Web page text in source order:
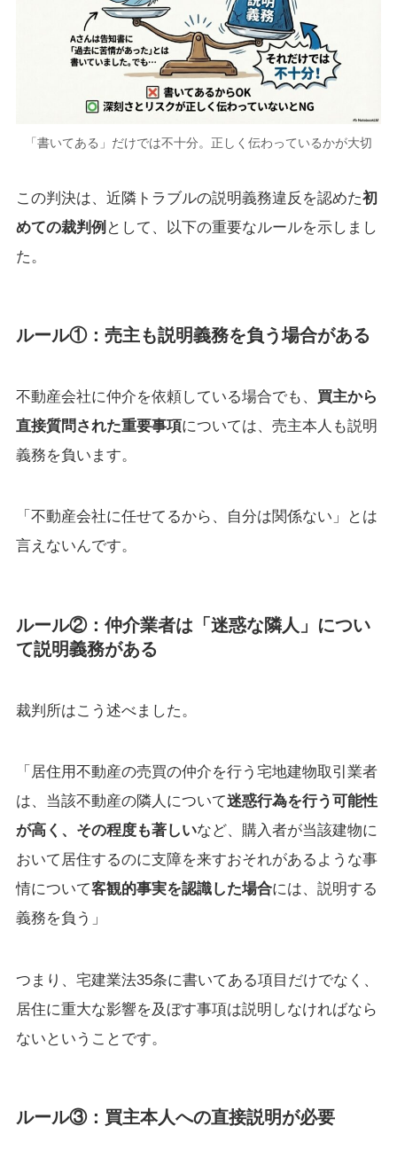
「書いてある」だけでは不十分。正しく伝わっているかが大切
この判決は、近隣トラブルの説明義務違反を認めた初
めての裁判例 として、以下の重要なルールを示しまし
た。
ルール①：売主も説明義務を負う場合がある
不動産会社に仲介を依頼している場合でも、 買主から
直接質問された重要事項については、売主本人も説明
義務を負います。
「不動産会社に任せてるから、自分は関係ない」とは
言えないんです。
ルール②：仲介業者は「迷惑な隣人」につい
て説明義務がある
裁判所はこう述べました。
「居住用不動産の売買の仲介を行う宅地建物取引業者
は、当該不動産の隣人について迷惑行為を行う可能性
が高く、その程度も著しいなど、購入者が当該建物に
おいて居住するのに支障を来すおそれがあるような事
情について客観的事実を認識した場合には、説明する
義務を負う」
つまり、宅建業法35条に書いてある項目だけでなく、
居住に重大な影響を及ぼす事項は説明しなければなら
ないということです。
ルール③：買主本人への直接説明が必要